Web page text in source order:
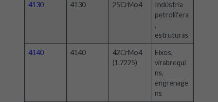
4130 4130 25CrMo4
Indústria
petrolífera
,
estruturas
4140 4140
42CrMo4
(1.7225)
Eixos,
virabrequi
ns,
engrenage
ns